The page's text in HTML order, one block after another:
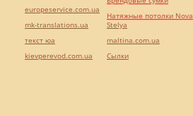
europeservice.com.ua
mk-translations.ua
текст юа
kievperevod.com.ua
Натяжные потолки Nova
Stelya
maltina.com.ua
Cылки